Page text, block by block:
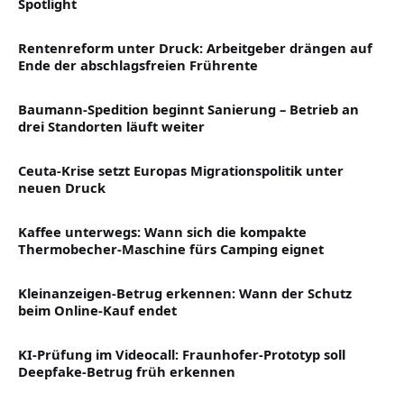
Rentenreform unter Druck: Arbeitgeber drängen auf
Ende der abschlagsfreien Frührente
Baumann-Spedition beginnt Sanierung – Betrieb an
drei Standorten läuft weiter
Ceuta-Krise setzt Europas Migrationspolitik unter
neuen Druck
Kaffee unterwegs: Wann sich die kompakte
Thermobecher-Maschine fürs Camping eignet
Kleinanzeigen-Betrug erkennen: Wann der Schutz
beim Online-Kauf endet
KI-Prüfung im Videocall: Fraunhofer-Prototyp soll
Deepfake-Betrug früh erkennen